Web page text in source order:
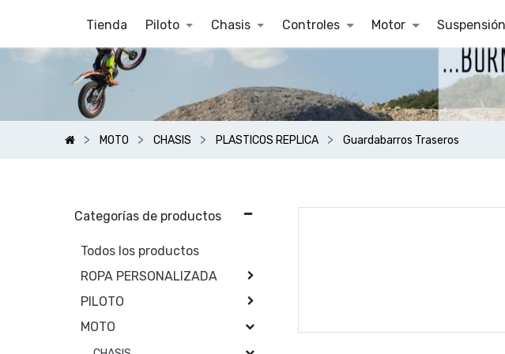
Tienda Piloto Chasis Controles Motor Suspensión
MOTO CHASIS PLASTICOS REPLICA Guardabarros Traseros
Categorías de productos
Todos los productos
ROPA PERSONALIZADA
PILOTO
MOTO